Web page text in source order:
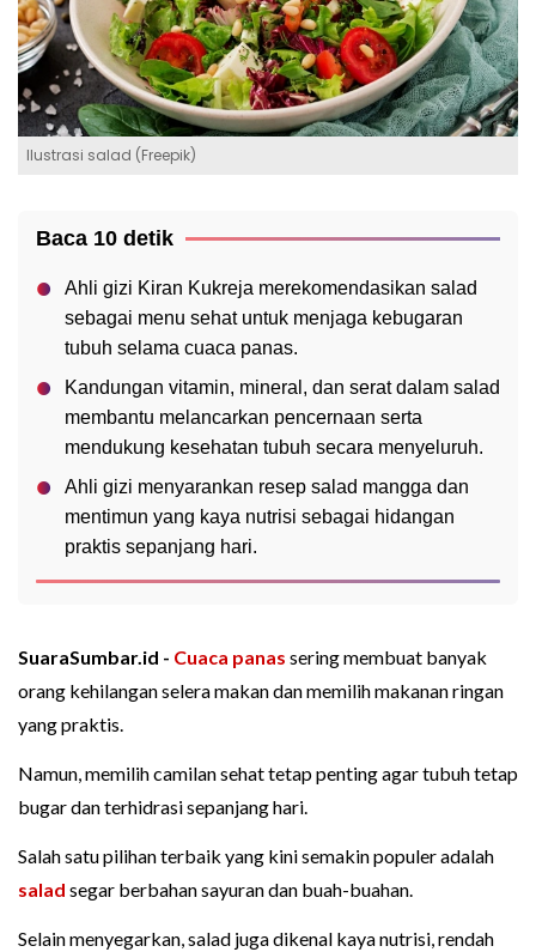
Ilustrasi salad (Freepik)
Baca 10 detik
Ahli gizi Kiran Kukreja merekomendasikan salad
sebagai menu sehat untuk menjaga kebugaran
tubuh selama cuaca panas.
Kandungan vitamin, mineral, dan serat dalam salad
membantu melancarkan pencernaan serta
mendukung kesehatan tubuh secara menyeluruh.
Ahli gizi menyarankan resep salad mangga dan
mentimun yang kaya nutrisi sebagai hidangan
praktis sepanjang hari.
SuaraSumbar.id - Cuaca panas sering membuat banyak
orang kehilangan selera makan dan memilih makanan ringan
yang praktis.
Namun, memilih camilan sehat tetap penting agar tubuh tetap
bugar dan terhidrasi sepanjang hari.
Salah satu pilihan terbaik yang kini semakin populer adalah
salad segar berbahan sayuran dan buah-buahan.
Selain menyegarkan, salad juga dikenal kaya nutrisi, rendah